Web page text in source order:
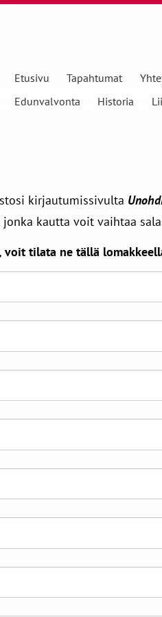
Etusivu Tapahtumat
Edunvalvonta
Historia
kirjautumissivulta
kautta voit vaihtaa
tilata ne tällä